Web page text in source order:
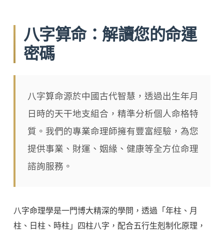
八字算命：解讀您的命運
密碼
八字算命源於中國古代智慧，透過出生年月
日時的天干地支組合，精準分析個人命格特
質。我們的專業命理師擁有豐富經驗，為您
提供事業、財運、姻緣、健康等全方位命理
諮詢服務。
八字命理學是一門博大精深的學問，透過「年柱、月
柱、日柱、時柱」四柱八字，配合五行生剋制化原理，